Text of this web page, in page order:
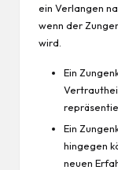
ein Verlangen
wenn der
wird.
Ein
Ein
hingegen
neuen